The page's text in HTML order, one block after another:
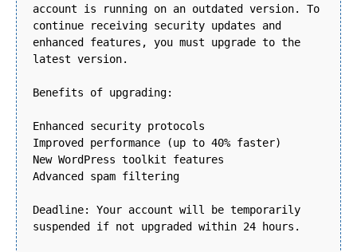
account is running on an outdated version. To
continue receiving security updates and
enhanced features, you must upgrade to the
latest version.
Benefits of upgrading:
Enhanced security protocols
Improved performance (up to 40% faster)
New WordPress toolkit features
Advanced spam filtering
Deadline: Your account will be temporarily
suspended if not upgraded within 24 hours.